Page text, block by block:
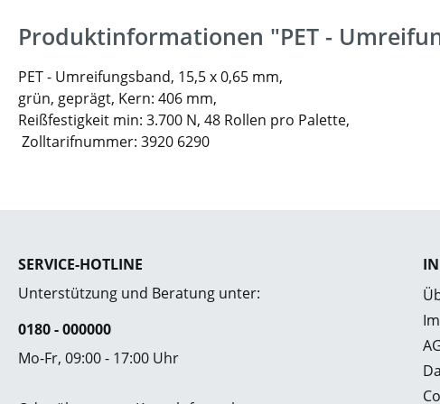
Produktinformationen "PET -
PET - Umreifungsband, 15,5 x 0,65 mm,
grün, geprägt, Kern: 406 mm,
Reißfestigkeit min: 3.700 N, 48 Rollen pro Palette,
Zolltarifnummer: 3920 6290
SERVICE-HOTLINE
Unterstützung und Beratung unter:
0180 - 000000
Mo-Fr, 09:00 - 17:00 Uhr